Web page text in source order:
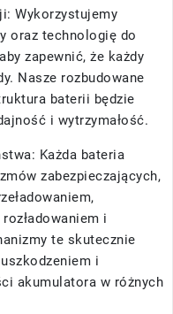
Wykorzystujemy
oraz technologię do
zapewnić, że każdy
Nasze rozbudowane
baterii będzie
i wytrzymałość.
Każda bateria
zabezpieczających,
i
te skutecznie
i
akumulatora w różnych